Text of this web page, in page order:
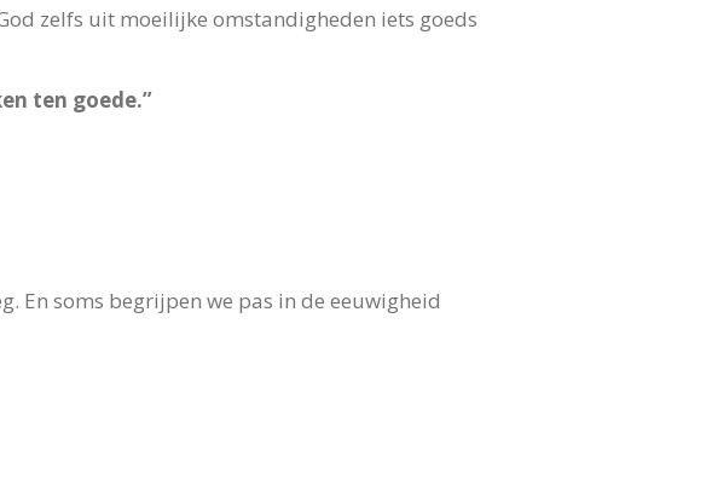
zelfs uit moeilijke omstandigheden iets goeds
ten goede.”
En soms begrijpen we pas in de eeuwigheid